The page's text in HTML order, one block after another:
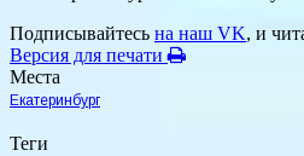
Подписывайтесь на наш VK, и
Версия для печати
Места
Екатеринбург
Теги